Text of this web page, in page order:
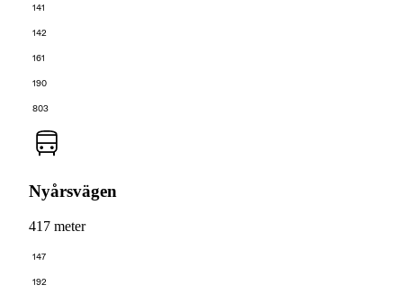
141
142
161
190
803
Nyårsvägen
417 meter
147
192